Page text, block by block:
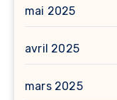
mai 2025
avril 2025
mars 2025